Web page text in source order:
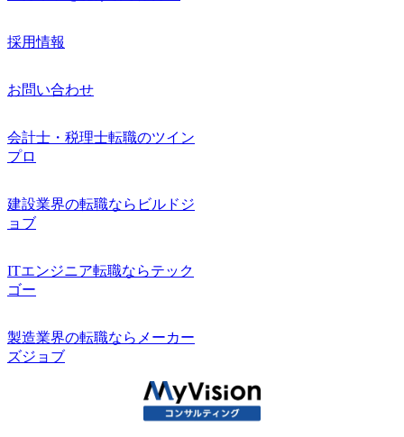
採用情報
お問い合わせ
会計士・税理士転職のツイン
プロ
建設業界の転職ならビルドジ
ョブ
ITエンジニア転職ならテック
ゴー
製造業界の転職ならメーカー
ズジョブ